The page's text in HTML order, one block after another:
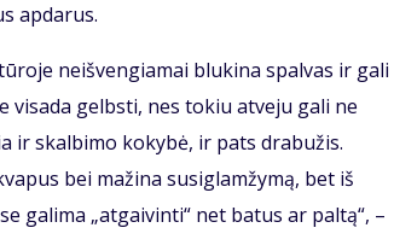
apdarus.
neišvengiamai blukina spalvas ir gali
gelbsti, nes tokiu atveju gali ne
ir skalbimo kokybė, ir pats drabužis.
bei mažina susiglamžymą, bet iš
galima „atgaivinti“ net batus ar paltą“, –